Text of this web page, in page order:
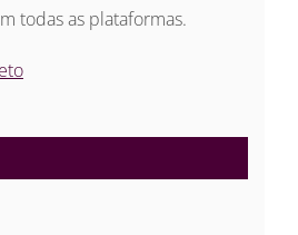
todas as plataformas.